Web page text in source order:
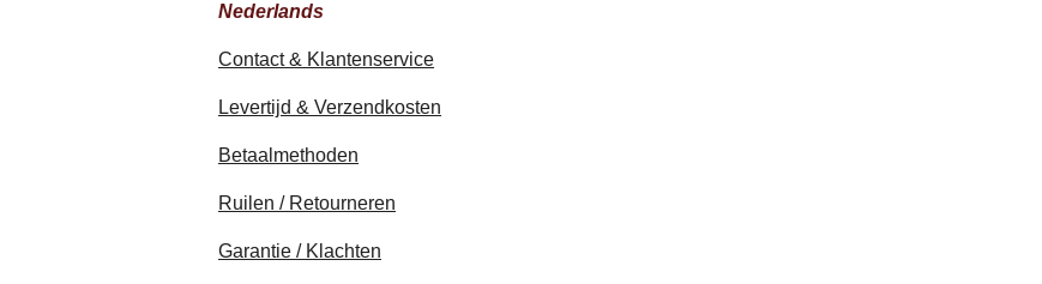
Nederlands
Contact & Klantenservice
Levertijd & Verzendkosten
Betaalmethoden
Ruilen / Retourneren
Garantie / Klachten